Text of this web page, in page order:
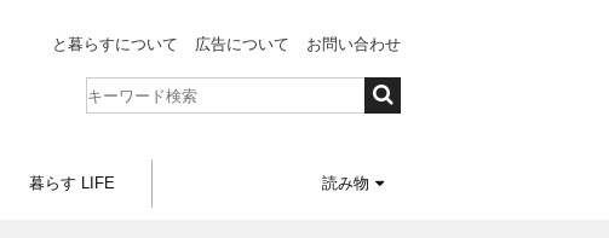
と暮らすについて 広告について お問い合わせ
暮らす LIFE 読み物